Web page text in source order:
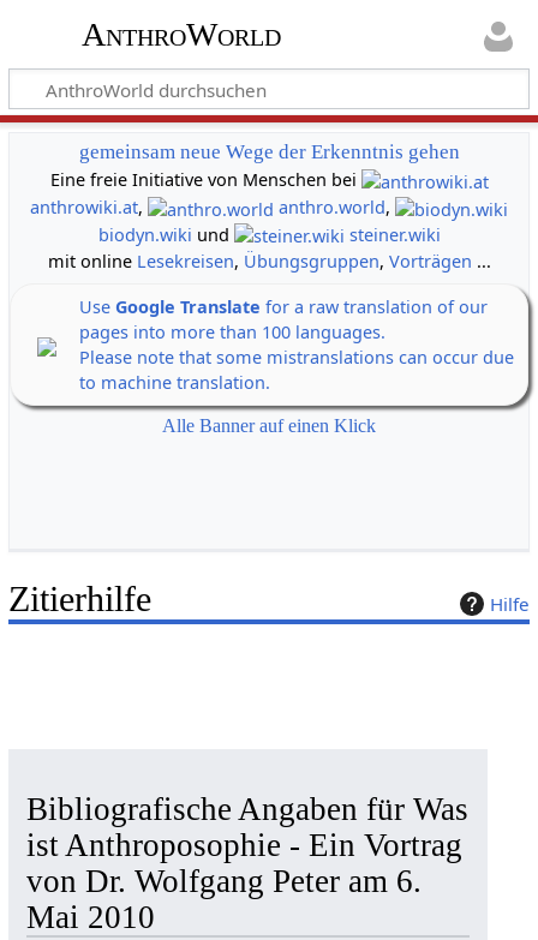
AnthroWorld
gemeinsam neue Wege der Erkenntnis gehen
Eine freie Initiative von Menschen bei
anthrowiki.at, anthro.world,
biodyn.wiki und
steiner.wiki
mit online Lesekreisen, Übungsgruppen, Vorträgen ...
Use Google Translate for a raw translation of our
pages into more than 100 languages.
Please note that some mistranslations can occur due
to machine translation.
Alle Banner auf einen Klick
Hilfe
Zitierhilfe
Bibliografische Angaben für Was
ist Anthroposophie - Ein Vortrag
von Dr. Wolfgang Peter am 6.
Mai 2010